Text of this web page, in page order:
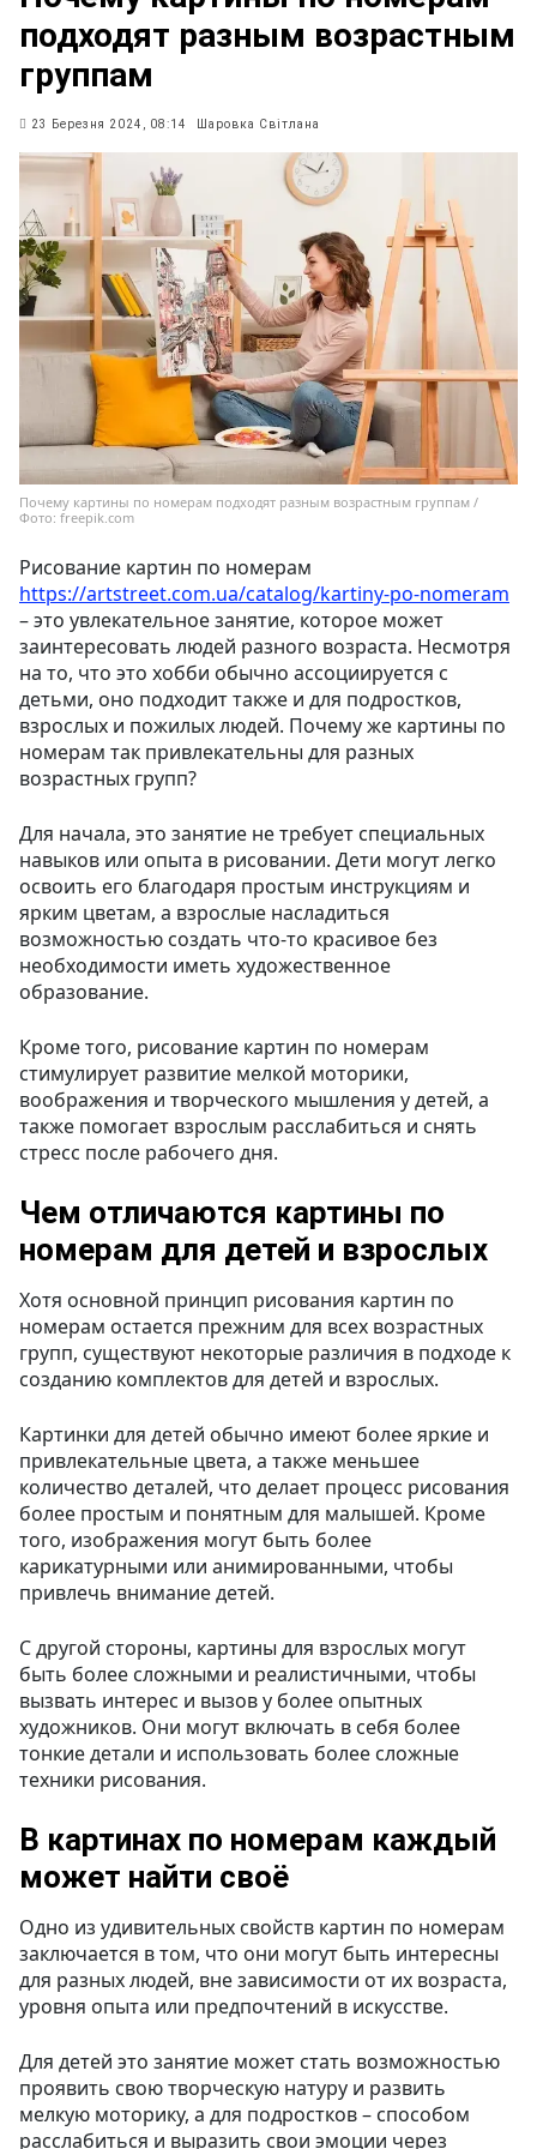
подходят разным возрастным
группам
23 Березня 2024, 08:14 Шаровка Світлана
Почему картины по номерам подходят разным возрастным группам /
Фото: freepik.com
Рисование картин по номерам
https://artstreet.com.ua/catalog/kartiny-po-nomeram
– это увлекательное занятие, которое может
заинтересовать людей разного возраста. Несмотря
на то, что это хобби обычно ассоциируется с
детьми, оно подходит также и для подростков,
взрослых и пожилых людей. Почему же картины по
номерам так привлекательны для разных
возрастных групп?
Для начала, это занятие не требует специальных
навыков или опыта в рисовании. Дети могут легко
освоить его благодаря простым инструкциям и
ярким цветам, а взрослые насладиться
возможностью создать что-то красивое без
необходимости иметь художественное
образование.
Кроме того, рисование картин по номерам
стимулирует развитие мелкой моторики,
воображения и творческого мышления у детей, а
также помогает взрослым расслабиться и снять
стресс после рабочего дня.
Чем отличаются картины по
номерам для детей и взрослых
Хотя основной принцип рисования картин по
номерам остается прежним для всех возрастных
групп, существуют некоторые различия в подходе к
созданию комплектов для детей и взрослых.
Картинки для детей обычно имеют более яркие и
привлекательные цвета, а также меньшее
количество деталей, что делает процесс рисования
более простым и понятным для малышей. Кроме
того, изображения могут быть более
карикатурными или анимированными, чтобы
привлечь внимание детей.
С другой стороны, картины для взрослых могут
быть более сложными и реалистичными, чтобы
вызвать интерес и вызов у более опытных
художников. Они могут включать в себя более
тонкие детали и использовать более сложные
техники рисования.
В картинах по номерам каждый
может найти своё
Одно из удивительных свойств картин по номерам
заключается в том, что они могут быть интересны
для разных людей, вне зависимости от их возраста,
уровня опыта или предпочтений в искусстве.
Для детей это занятие может стать возможностью
проявить свою творческую натуру и развить
мелкую моторику, а для подростков – способом
расслабиться и выразить свои эмоции через